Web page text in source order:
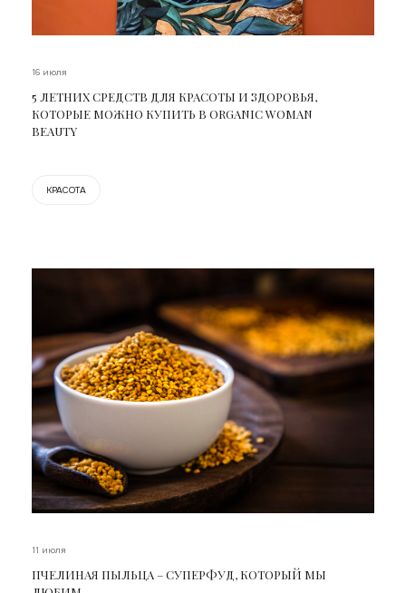
16 июля
5 ЛЕТНИХ СРЕДСТВ ДЛЯ КРАСОТЫ И ЗДОРОВЬЯ,
КОТОРЫЕ МОЖНО КУПИТЬ В ORGANIC WOMAN
BEAUTY
КРАСОТА
11 июля
ПЧЕЛИНАЯ ПЫЛЬЦА – СУПЕРФУД, КОТОРЫЙ МЫ